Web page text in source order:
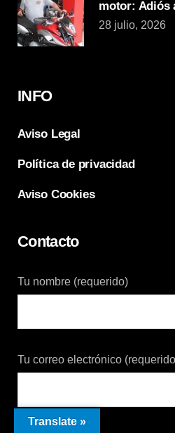
motor: Adiós
28 julio, 2026
INFO
Aviso Legal
Política de privacidad
Aviso Cookies
Contacto
Tu nombre (requerido)
Tu correo electrónico
Translate »